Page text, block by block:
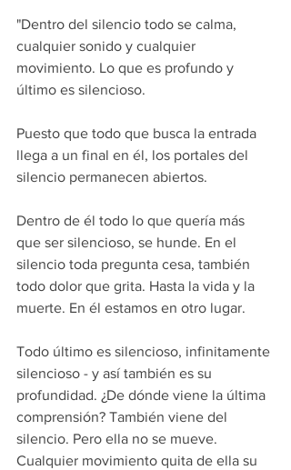
"Dentro del silencio todo se calma,
cualquier sonido y cualquier
movimiento. Lo que es profundo y
último es silencioso.
Puesto que todo que busca la entrada
llega a un final en él, los portales del
silencio permanecen abiertos.
Dentro de él todo lo que quería más
que ser silencioso, se hunde. En el
silencio toda pregunta cesa, también
todo dolor que grita. Hasta la vida y la
muerte. En él estamos en otro lugar.
Todo último es silencioso, infinitamente
silencioso - y así también es su
profundidad. ¿De dónde viene la última
comprensión? También viene del
silencio. Pero ella no se mueve.
Cualquier movimiento quita de ella su